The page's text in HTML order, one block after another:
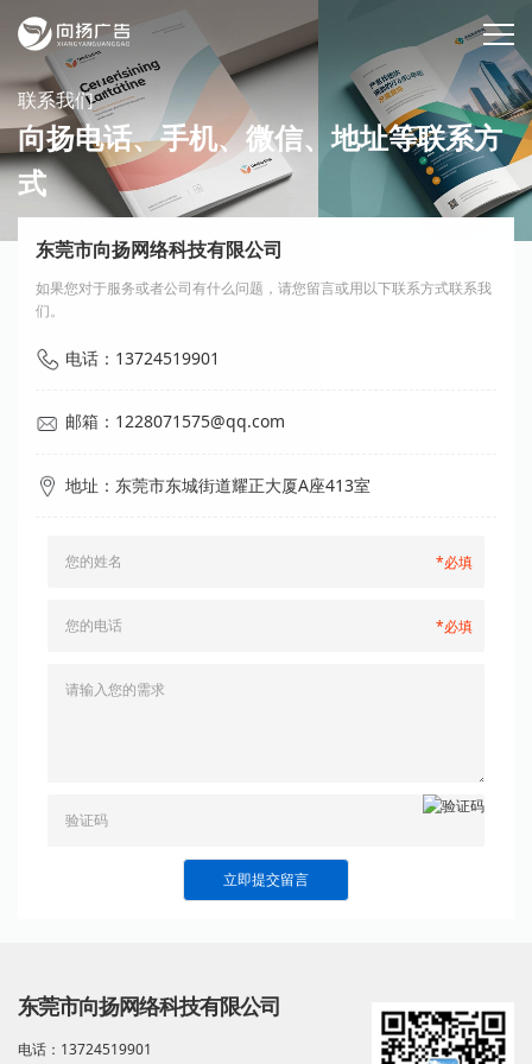
联系我们
向扬电话、手机、微信、地址等联系方
式
东莞市向扬网络科技有限公司
如果您对于服务或者公司有什么问题，请您留言或用以下联系方式联系我
们。
电话：13724519901
邮箱：1228071575@qq.com
地址：东莞市东城街道耀正大厦A座413室
*必填
*必填
立即提交留言
东莞市向扬网络科技有限公司
电话：13724519901